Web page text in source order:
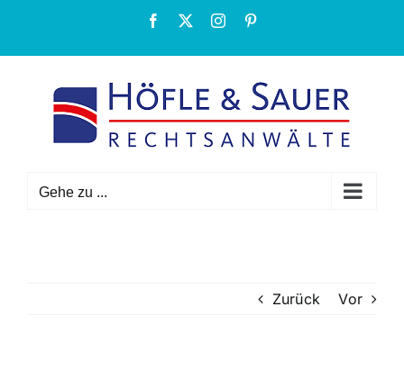
springen
Facebook Instagram
Gehe zu ...
Zurück Vor